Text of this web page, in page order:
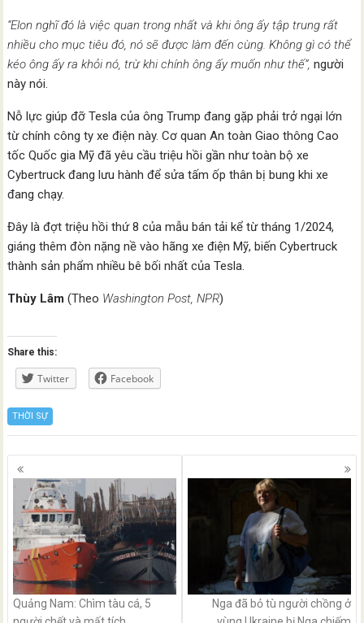
“Elon nghĩ đó là việc quan trong nhất và khi ông ấy tập trung rất
nhiều cho mục tiêu đó, nó sẽ được làm đến cùng. Không gì có thể
kéo ông ấy ra khỏi nó, trừ khi chính ông ấy muốn như thế”, người
này nói.
Nỗ lực giúp đỡ Tesla của ông Trump đang gặp phải trở ngại lớn
từ chính công ty xe điện này. Cơ quan An toàn Giao thông Cao
tốc Quốc gia Mỹ đã yêu cầu triệu hồi gần như toàn bộ xe
Cybertruck đang lưu hành để sửa tấm ốp thân bị bung khi xe
đang chạy.
Đây là đợt triệu hồi thứ 8 của mẫu bán tải kể từ tháng 1/2024,
giáng thêm đòn nặng nề vào hãng xe điện Mỹ, biến Cybertruck
thành sản phẩm nhiều bê bối nhất của Tesla.
Thùy Lâm (Theo Washington Post, NPR)
Share this:
Twitter Facebook
THỜI SỰ
Posts
navigation
Quảng Nam: Chìm tàu cá, 5
Nga đã bỏ tù người chồng ở